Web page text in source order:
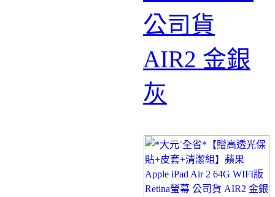
公司貨
AIR2 金銀
灰